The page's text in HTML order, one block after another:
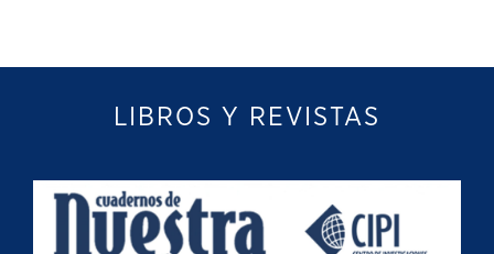
LIBROS Y REVISTAS